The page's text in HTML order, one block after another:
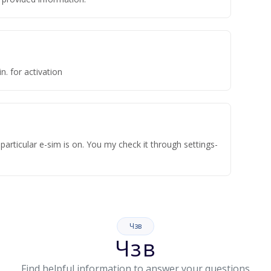
for activation
e-sim is on. You my check it through settings-
Чзв
Чзв
Find helpful information to answer your questions